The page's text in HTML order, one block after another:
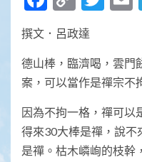
Link
撰文．呂政達
德山棒，臨濟喝，雲門
案，可以當作是禪宗不
因為不拘一格，禪可以
得來30大棒是禪，說不
是禪。枯木嶙峋的枝幹